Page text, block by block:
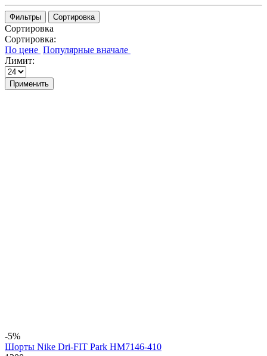
Фильтры Сортировка
Сортировка
Сортировка:
Лимит:
Применить
-5%
Шорты Nike Dri-FIT Park HM7146-410